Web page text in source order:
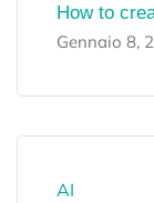
How to
Gennaio 8,
AI